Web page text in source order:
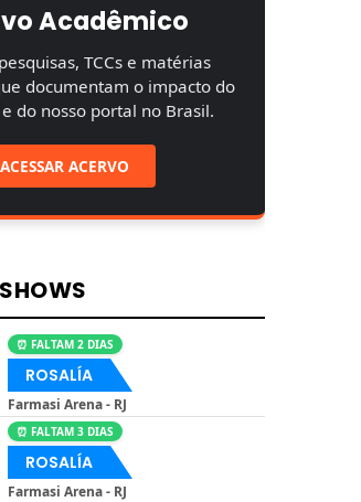
Acadêmico
TCCs e matérias
documentam o impacto do
do nosso portal no Brasil.
ACESSAR ACERVO
⏰ FALTAM 2 DIAS
ROSALÍA
Farmasi Arena - RJ
⏰ FALTAM 3 DIAS
ROSALÍA
Farmasi Arena - RJ